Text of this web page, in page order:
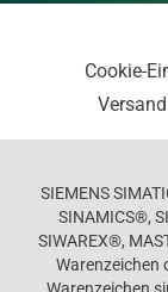
Cookie-
SIEMENS
SINAMICS®,
SIWAREX®,
Warenzeichen